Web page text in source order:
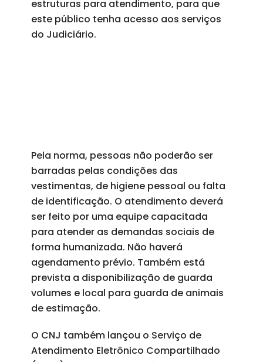
estruturas para atendimento, para que
este público tenha acesso aos serviços
do Judiciário.
Pela norma, pessoas não poderão ser
barradas pelas condições das
vestimentas, de higiene pessoal ou falta
de identificação. O atendimento deverá
ser feito por uma equipe capacitada
para atender as demandas sociais de
forma humanizada. Não haverá
agendamento prévio. Também está
prevista a disponibilização de guarda
volumes e local para guarda de animais
de estimação.
O CNJ também lançou o Serviço de
Atendimento Eletrônico Compartilhado